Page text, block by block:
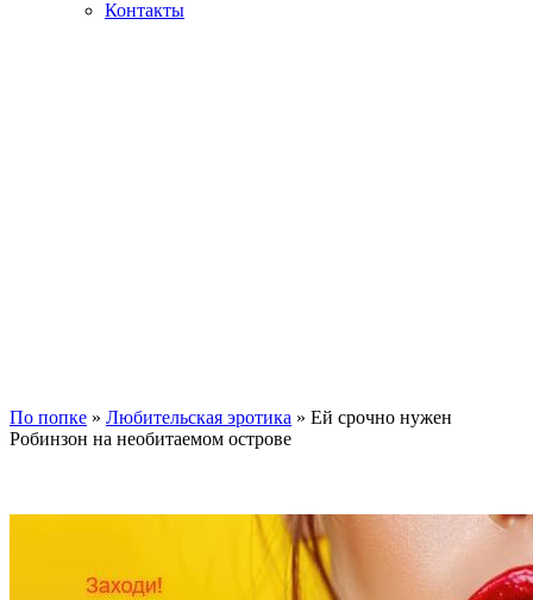
Контакты
По попке » Любительская эротика » Ей срочно нужен
Робинзон на необитаемом острове